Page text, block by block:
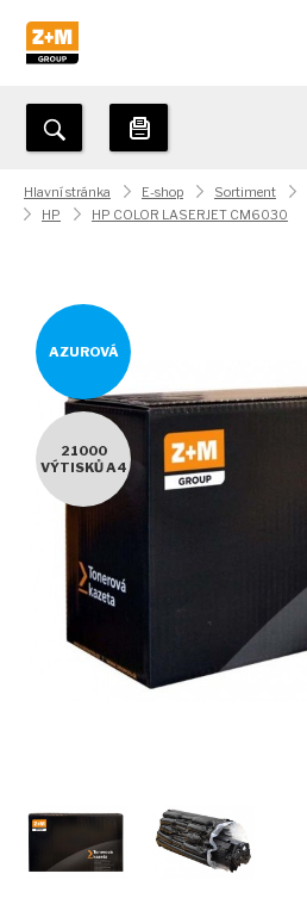
Hlavní stránka E-shop Sortiment
HP
HP COLOR LASERJET CM6030
AZUROVÁ
21000
VÝTISKŮ A4